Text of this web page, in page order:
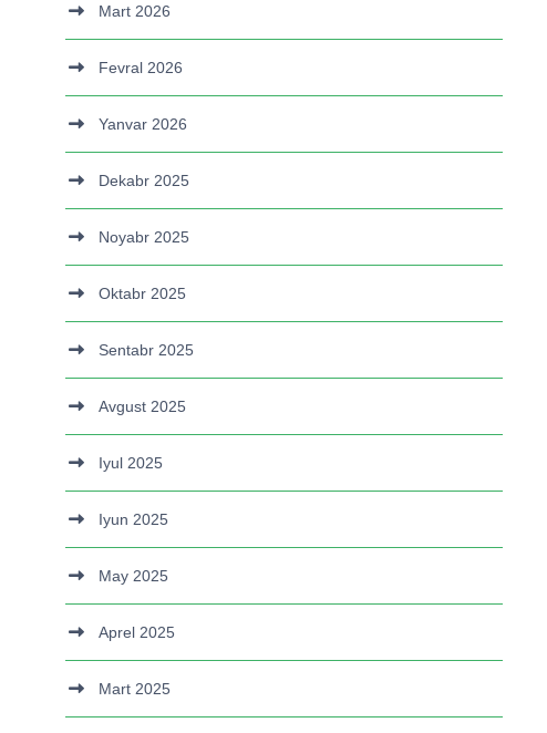
Mart 2026
Fevral 2026
Yanvar 2026
Dekabr 2025
Noyabr 2025
Oktabr 2025
Sentabr 2025
Avgust 2025
Iyul 2025
Iyun 2025
May 2025
Aprel 2025
Mart 2025